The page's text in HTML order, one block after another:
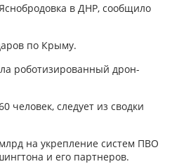
в ДНР, сообщило
по Крыму.
роботизированный дрон-
человек, следует из сводки
на укрепление систем ПВО
и его партнеров.